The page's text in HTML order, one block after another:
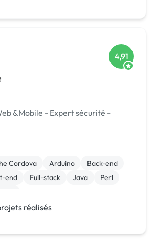
4,91
&Mobile - Expert sécurité -
Cordova Arduino
Back-end
end Full-stack Java
Perl
réalisés